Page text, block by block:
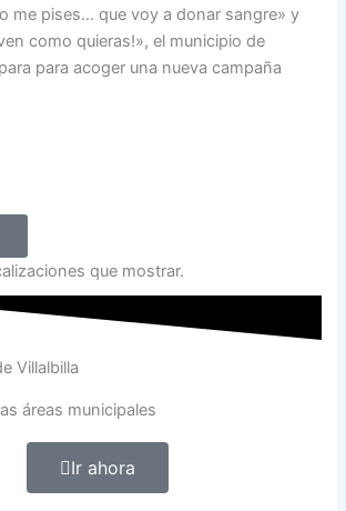
me pises… que voy a donar sangre» y
como quieras!», el municipio de
para acoger una nueva campaña
que mostrar.
Villalbilla
áreas municipales
Ir ahora